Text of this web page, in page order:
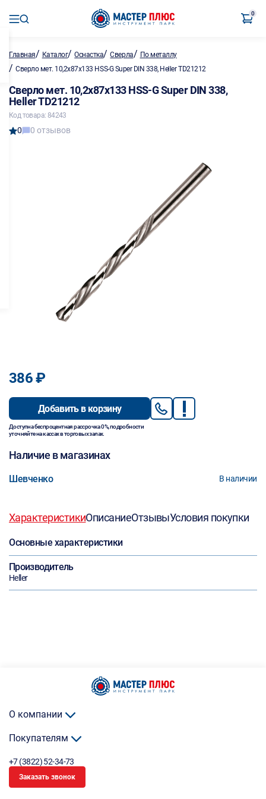
0
Главная/ Каталог/Оснастка/Сверла/ По металлу
/ Сверло мет. 10,2х87х133 HSS-G Super DIN 338, Heller TD21212
Сверло мет. 10,2х87х133 HSS-G Super DIN 338,
Heller TD21212
Код товара: 84243
0 0 отзывов
386 ₽
Добавить в корзину
Доступна беспроцентная рассрочка 0%, подробности
уточняйте на кассах в торговых залах.
Наличие в магазинах
Шевченко В наличии
ХарактеристикиОписаниеОтзывыУсловия покупки
Основные характеристики
Производитель
Heller
О компании
Покупателям
+7 (3822) 52-34-73
Заказать звонок